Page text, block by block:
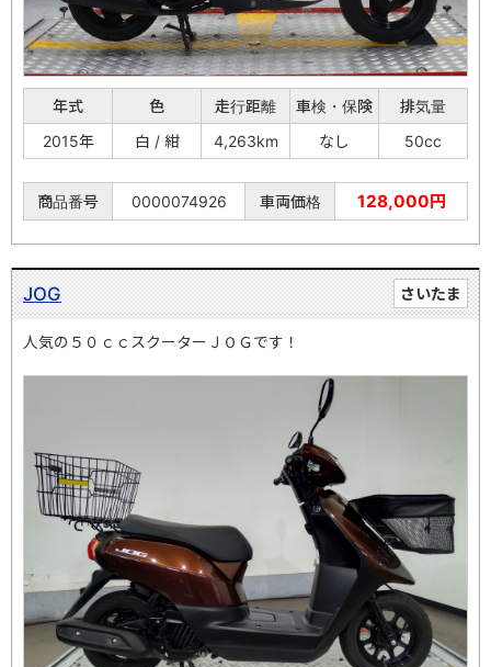
年式 色 走行距離 車検・保険
排気量
2015年
白 / 紺 4,263km なし 50cc
商品番号 0000074926 車両価格 128,000円
さいたま
JOG
人気の５０ｃｃスクーターＪＯＧです！